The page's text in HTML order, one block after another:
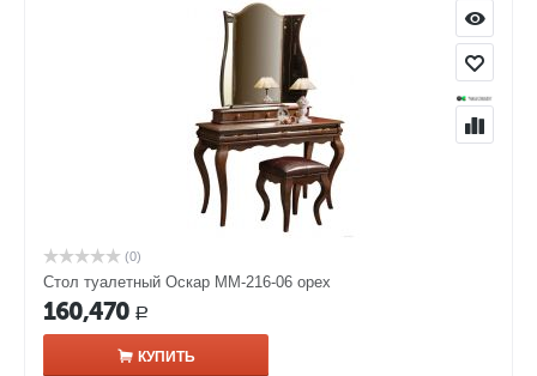
(0)
Стол туалетный Оскар ММ-216-06 орех
160,470 Р
КУПИТЬ